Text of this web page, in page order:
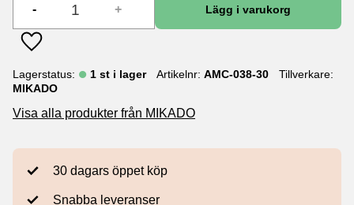
+
-
Lägg till i favoriter
Lagerstatus 1 st i lager Artikelnr AMC-038-30
Tillverkare
MIKADO
Visa alla produkter från MIKADO
30 dagars öppet köp
Snabba leveranser